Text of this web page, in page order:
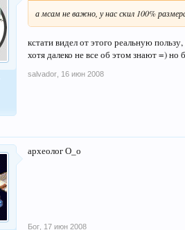
а мсам не важно, у нас скил 100%
кстати видел от этого реальную
хотя далеко не все об этом знают =) но
salvador 16 июн 2008
археолог О_о
Бог 17 июн 2008